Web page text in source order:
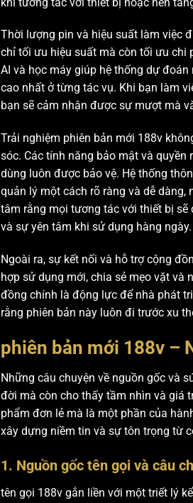
Thời lượng pin và hiệu suất làm việc
chỉ tối ưu hiệu suất mà còn tối ưu chi
AI và học máy giúp hệ thống dự
cao nhất ở từng tác vụ. Khi bạn làm
bạn sẽ cảm nhận được sự mượt mà
Trải nghiệm phiên bản mới 188v
sóc. Các tính năng bảo mật và
dùng luôn được bảo vệ. Hệ thống
quản lý một cách rõ ràng và dễ dàng,
tâm rằng mọi tương tác với thiết bị
và sự yên tâm khi sử dụng hàng ngày.
Ngoài ra, sự kết nối và hỗ trợ cộng
hợp sử dụng mới, chia sẻ mẹo vặt
đồng chính là động lực để nhà phát
rằng phiên bản này luôn đi trước xu
phiên bản mới 188v –
Những câu chuyện về nguồn gốc và
đời mà còn cho thấy tầm nhìn và giá
phẩm đơn lẻ mà là một phần của
xây dựng niềm tin và sự tôn trọng từ
1. Nguồn gốc tên gọi và câu
tên gọi 188v gắn liền với một triết lý